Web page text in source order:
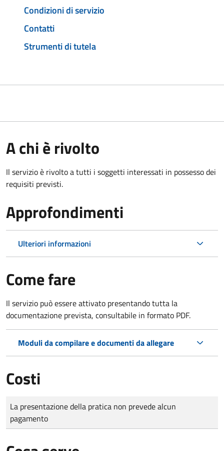
Condizioni di servizio
Contatti
Strumenti di tutela
A chi è rivolto
Il servizio è rivolto a tutti i soggetti interessati in possesso dei
requisiti previsti.
Approfondimenti
Ulteriori informazioni
Come fare
Il servizio può essere attivato presentando tutta la
documentazione prevista, consultabile in formato PDF.
Moduli da compilare e documenti da allegare
Costi
Tipo di pagamento
Importo
La presentazione della pratica non prevede alcun
pagamento